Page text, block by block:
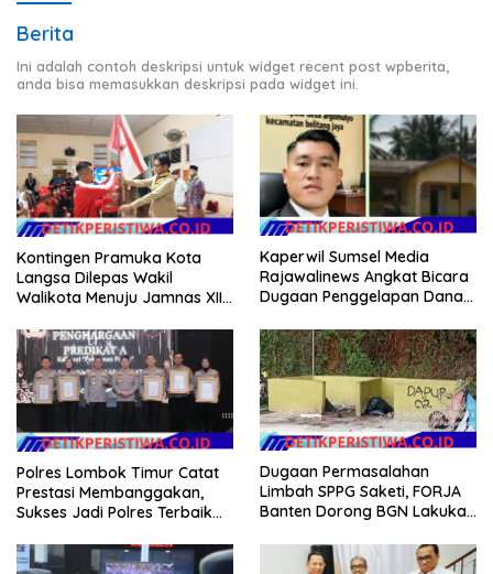
Berita
Ini adalah contoh deskripsi untuk widget recent post wpberita,
anda bisa memasukkan deskripsi pada widget ini.
Kontingen Pramuka Kota
Langsa Dilepas Wakil
Walikota Menuju Jamnas XII
Kaperwil Sumsel Media
Rajawalinews Angkat Bicara
Dugaan Penggelapan Dana
Argomulyo Belitang Jaya
Hilang 3 Bulan Bawa
Anggaran Pembangunan
Polres Lombok Timur Catat
Prestasi Membanggakan,
Sukses Jadi Polres Terbaik
NTB
Dugaan Permasalahan
Limbah SPPG Saketi, FORJA
Banten Dorong BGN Lakukan